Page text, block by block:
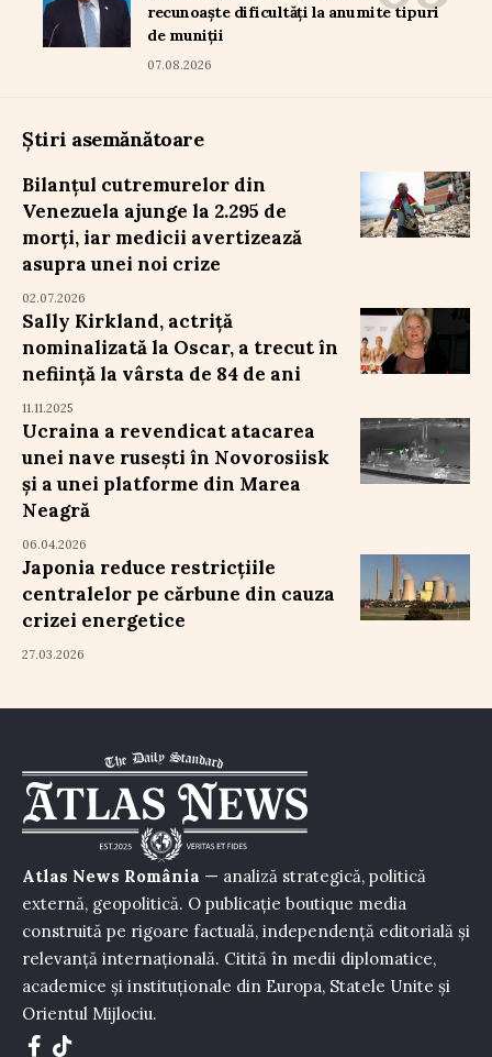
recunoaște dificultăți la anumite tipuri
de muniții
07.08.2026
Știri asemănătoare
Bilanțul cutremurelor din
Venezuela ajunge la 2.295 de
morți, iar medicii avertizează
asupra unei noi crize
02.07.2026
Sally Kirkland, actriță
nominalizată la Oscar, a trecut în
neființă la vârsta de 84 de ani
11.11.2025
Ucraina a revendicat atacarea
unei nave rusești în Novorosiisk
și a unei platforme din Marea
Neagră
06.04.2026
Japonia reduce restricțiile
centralelor pe cărbune din cauza
crizei energetice
27.03.2026
Atlas News România — analiză strategică, politică
externă, geopolitică. O publicație boutique media
construită pe rigoare factuală, independență editorială și
relevanță internațională. Citită în medii diplomatice,
academice și instituționale din Europa, Statele Unite și
Orientul Mijlociu.